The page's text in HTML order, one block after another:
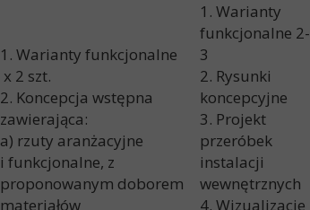
1. Warianty funkcjonalne
x 2 szt.
2. Koncepcja wstępna
zawierająca:
a) rzuty aranżacyjne
i funkcjonalne, z
proponowanym doborem
materiałów
1. Warianty
funkcjonalne 2-
3
2. Rysunki
koncepcyjne
3. Projekt
przeróbek
instalacji
wewnętrznych
4. Wizualizacje